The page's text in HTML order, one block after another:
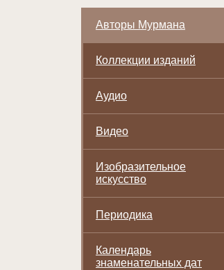
Авторы Мурмана
Коллекции изданий
Аудио
Видео
Изобразительное
искусство
Периодика
Календарь
знаменательных дат